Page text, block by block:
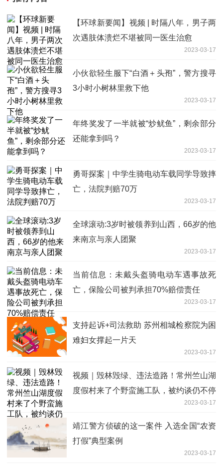
【环球新要闻】视频 | 时隔八年，男子两
次遇肢体溃烂不堪被同一医生治愈
2023-03-17
小伙欲轻生服下“白酒＋头孢”，警方搜寻
3小时小树林里救下他
2023-03-17
年终奖发了一半就被“炒鱿鱼”，剩余部分
还能拿到吗？
2023-03-17
勇哥探案｜中学生骑电动车载同学导致摔
亡，法院判赔70万
2023-03-17
全球滚动:3岁时被领养到山西，66岁的他
来南京与亲人团聚
2023-03-17
当前信息：未戴头盔骑电动车遇事故死
亡，保险公司被判承担70%赔偿责任
2023-03-17
支持起诉+司法救助 苏州相城检察院为困
难妇女撑起一片天
2023-03-17
视频｜毁林毁绿、违法造路！常州竺山湖
度假村来了个野蛮施工队，被约谈仍不停
2023-03-17
靖江警方侦破的这一案件 入选全国“农资
打假”典型案例
2023-03-17